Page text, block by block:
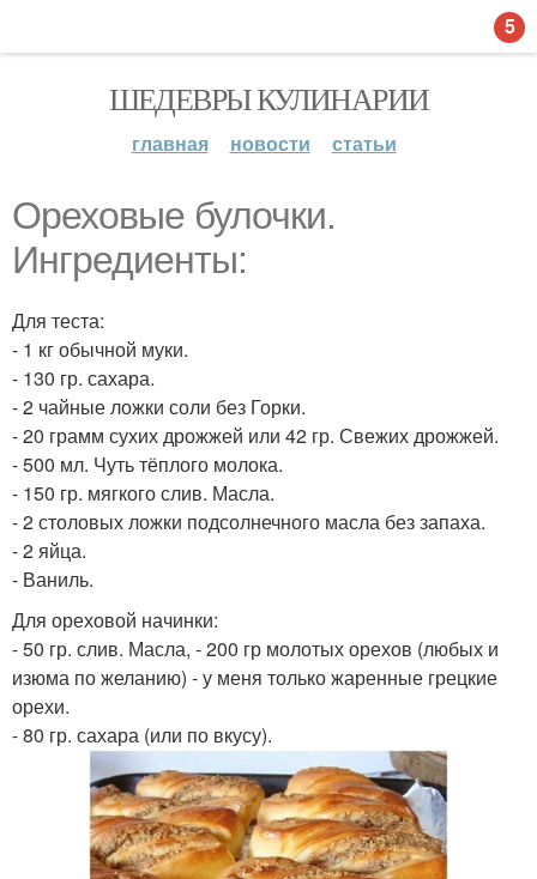
ШЕДЕВРЫ КУЛИНАРИИ
главная новости статьи
Ореховые булочки.
Ингредиенты:
Для теста:
- 1 кг обычной муки.
- 130 гр. сахара.
- 2 чайные ложки соли без Горки.
- 20 грамм сухих дрожжей или 42 гр. Свежих дрожжей.
- 500 мл. Чуть тёплого молока.
- 150 гр. мягкого слив. Масла.
- 2 столовых ложки подсолнечного масла без запаха.
- 2 яйца.
- Ваниль.
Для ореховой начинки:
- 50 гр. слив. Масла, - 200 гр молотых орехов (любых и
изюма по желанию) - у меня только жаренные грецкие
орехи.
- 80 гр. сахара (или по вкусу).
5